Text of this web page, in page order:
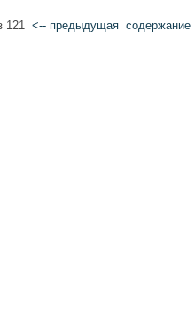
121 <-- предыдущая cодержание